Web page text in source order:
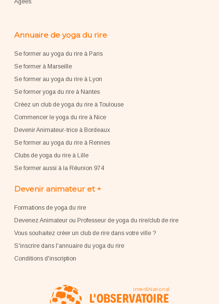
Annuaire de yoga du rire
Se former au yoga du rire à Paris
Se former à Marseille
Se former au yoga du rire à Lyon
Se former yoga du rire à Nantes
Créez un club de yoga du rire à Toulouse
Commencer le yoga du rire à Nice
Devenir Animateur-trice à Bordeaux
Se former au yoga du rire à Rennes
Clubs de yoga du rire à Lille
Se former aussi à la Réunion 974
Devenir animateur et +
Formations de yoga du rire
Devenez Animateur ou Professeur de yoga du rire/club de rire
Vous souhaitez créer un club de rire dans votre ville ?
S'inscrire dans l'annuaire du yoga du rire
Conditions d'inscription